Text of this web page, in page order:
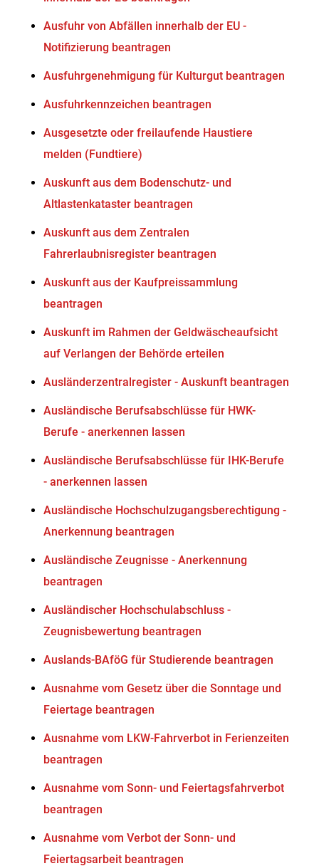
Ausfuhr von Abfällen innerhalb der EU -
Notifizierung beantragen
Ausfuhrgenehmigung für Kulturgut beantragen
Ausfuhrkennzeichen beantragen
Ausgesetzte oder freilaufende Haustiere
melden (Fundtiere)
Auskunft aus dem Bodenschutz- und
Altlastenkataster beantragen
Auskunft aus dem Zentralen
Fahrerlaubnisregister beantragen
Auskunft aus der Kaufpreissammlung
beantragen
Auskunft im Rahmen der Geldwäscheaufsicht
auf Verlangen der Behörde erteilen
Ausländerzentralregister - Auskunft beantragen
Ausländische Berufsabschlüsse für HWK-
Berufe - anerkennen lassen
Ausländische Berufsabschlüsse für IHK-Berufe
- anerkennen lassen
Ausländische Hochschulzugangsberechtigung -
Anerkennung beantragen
Ausländische Zeugnisse - Anerkennung
beantragen
Ausländischer Hochschulabschluss -
Zeugnisbewertung beantragen
Auslands-BAföG für Studierende beantragen
Ausnahme vom Gesetz über die Sonntage und
Feiertage beantragen
Ausnahme vom LKW-Fahrverbot in Ferienzeiten
beantragen
Ausnahme vom Sonn- und Feiertagsfahrverbot
beantragen
Ausnahme vom Verbot der Sonn- und
Feiertagsarbeit beantragen